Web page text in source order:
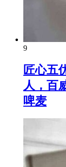
9
匠心五
人，百
啤麦